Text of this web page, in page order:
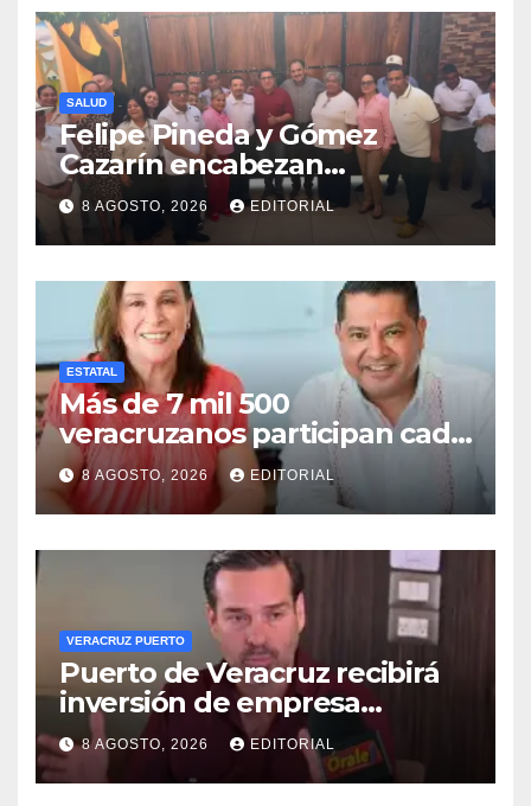
SALUD
Felipe Pineda y Gómez
Cazarín encabezan
conformación del Comité de
Salud en Cosamaloapan
8 AGOSTO, 2026 EDITORIAL
ESTATAL
Más de 7 mil 500
veracruzanos participan cada
año en programas de
movilidad laboral: STPSP
8 AGOSTO, 2026 EDITORIAL
VERACRUZ PUERTO
Puerto de Veracruz recibirá
inversión de empresa
harinera: Eduardo Vega
8 AGOSTO, 2026 EDITORIAL